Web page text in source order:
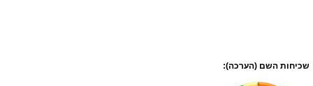
שכיחות השם (הערכה):